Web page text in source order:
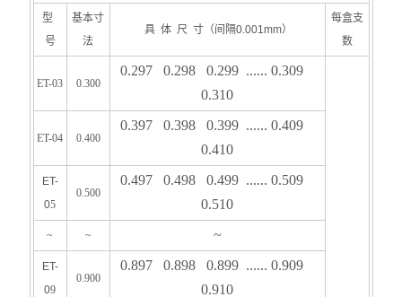
型
号
基本寸
法
具 体 尺 寸（间隔0.001mm）
每盒支
数
ET-03 0.300
0.297 0.298 0.299 ...... 0.309
0.310
ET-04 0.400
0.397 0.398 0.399 ...... 0.409
0.410
ET-
05
0.500
0.497 0.498 0.499 ...... 0.509
0.510
~ ~ ~
ET-
09
0.900
0.897 0.898 0.899 ...... 0.909
0.910